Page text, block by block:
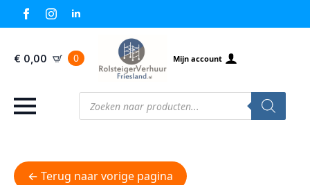
€ 0,00 0 Mijn account
Producten
zoeken
← Terug naar vorige pagina